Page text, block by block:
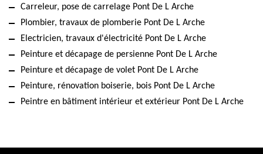
Carreleur, pose de carrelage Pont De L Arche
Plombier, travaux de plomberie Pont De L Arche
Electricien, travaux d'électricité Pont De L Arche
Peinture et décapage de persienne Pont De L Arche
Peinture et décapage de volet Pont De L Arche
Peinture, rénovation boiserie, bois Pont De L Arche
Peintre en bâtiment intérieur et extérieur Pont De L Arche